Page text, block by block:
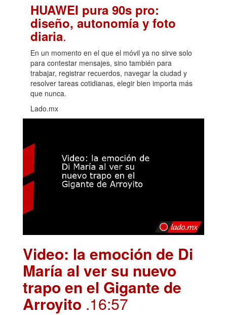
HUAWEI pura 90s pro:
diseño, autonomía y foto
diaria.
En un momento en el que el móvil ya no sirve solo
para contestar mensajes, sino también para
trabajar, registrar recuerdos, navegar la ciudad y
resolver tareas cotidianas, elegir bien importa más
que nunca.
Lado.mx
Video: la emoción de Di
María al ver su nuevo
trapo en el Gigante de
Arroyito .16:57